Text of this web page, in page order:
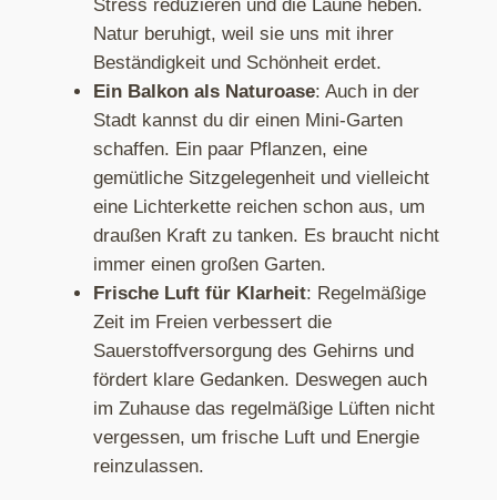
Stress reduzieren und die Laune heben.
Natur beruhigt, weil sie uns mit ihrer
Beständigkeit und Schönheit erdet.
Ein Balkon als Naturoase: Auch in der
Stadt kannst du dir einen Mini-Garten
schaffen. Ein paar Pflanzen, eine
gemütliche Sitzgelegenheit und vielleicht
eine Lichterkette reichen schon aus, um
draußen Kraft zu tanken. Es braucht nicht
immer einen großen Garten.
Frische Luft für Klarheit: Regelmäßige
Zeit im Freien verbessert die
Sauerstoffversorgung des Gehirns und
fördert klare Gedanken. Deswegen auch
im Zuhause das regelmäßige Lüften nicht
vergessen, um frische Luft und Energie
reinzulassen.